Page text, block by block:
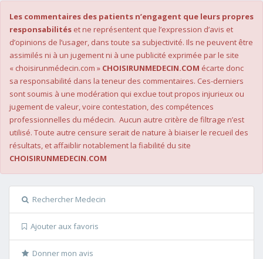
Les commentaires des patients n’engagent que leurs propres
responsabilités et ne représentent que l’expression d’avis et
d’opinions de l’usager, dans toute sa subjectivité. Ils ne peuvent être
assimilés ni à un jugement ni à une publicité exprimée par le site
« choisirunmédecin.com » CHOISIRUNMEDECIN.COM écarte donc
sa responsabilité dans la teneur des commentaires. Ces-derniers
sont soumis à une modération qui exclue tout propos injurieux ou
jugement de valeur, voire contestation, des compétences
professionnelles du médecin. Aucun autre critère de filtrage n’est
utilisé. Toute autre censure serait de nature à biaiser le recueil des
résultats, et affaiblir notablement la fiabilité du site
CHOISIRUNMEDECIN.COM
Rechercher Medecin
Ajouter aux favoris
Donner mon avis